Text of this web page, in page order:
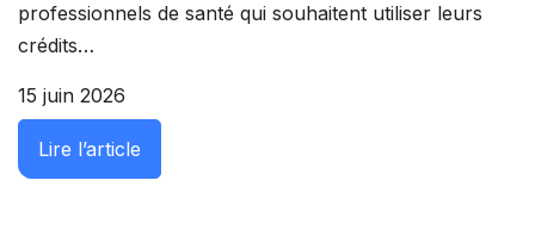
professionnels de santé qui souhaitent utiliser leurs
crédits…
15 juin 2026
Lire l’article